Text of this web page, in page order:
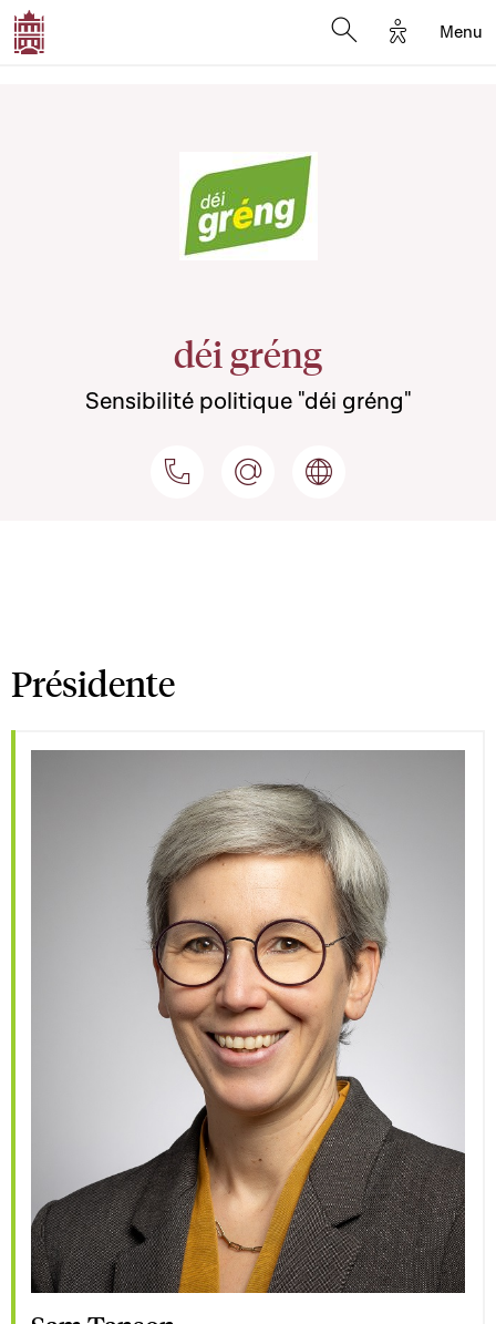
Options
Menu
déi gréng
Sensibilité politique "déi gréng"
Présidente